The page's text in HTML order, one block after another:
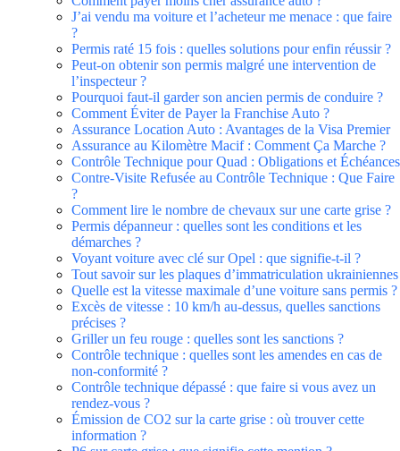
J’ai vendu ma voiture et l’acheteur me menace : que faire
?
Permis raté 15 fois : quelles solutions pour enfin réussir ?
Peut-on obtenir son permis malgré une intervention de
l’inspecteur ?
Pourquoi faut-il garder son ancien permis de conduire ?
Comment Éviter de Payer la Franchise Auto ?
Assurance Location Auto : Avantages de la Visa Premier
Assurance au Kilomètre Macif : Comment Ça Marche ?
Contrôle Technique pour Quad : Obligations et Échéances
Contre-Visite Refusée au Contrôle Technique : Que Faire
?
Comment lire le nombre de chevaux sur une carte grise ?
Permis dépanneur : quelles sont les conditions et les
démarches ?
Voyant voiture avec clé sur Opel : que signifie-t-il ?
Tout savoir sur les plaques d’immatriculation ukrainiennes
Quelle est la vitesse maximale d’une voiture sans permis ?
Excès de vitesse : 10 km/h au-dessus, quelles sanctions
précises ?
Griller un feu rouge : quelles sont les sanctions ?
Contrôle technique : quelles sont les amendes en cas de
non-conformité ?
Contrôle technique dépassé : que faire si vous avez un
rendez-vous ?
Émission de CO2 sur la carte grise : où trouver cette
information ?